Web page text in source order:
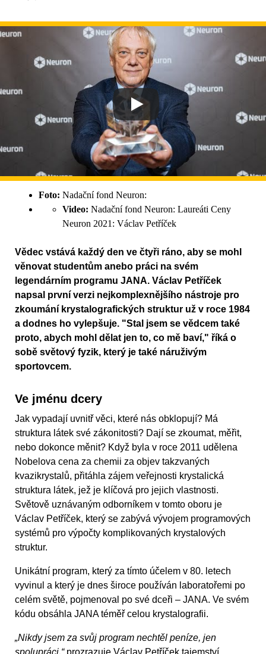
Foto: Nadační fond Neuron:
Video: Nadační fond Neuron: Laureáti Ceny
Neuron 2021: Václav Petříček
Vědec vstává každý den ve čtyři ráno, aby se mohl
věnovat studentům anebo práci na svém
legendárním programu JANA. Václav Petříček
napsal první verzi nejkomplexnějšího nástroje pro
zkoumání krystalografických struktur už v roce 1984
a dodnes ho vylepšuje. "Stal jsem se vědcem také
proto, abych mohl dělat jen to, co mě baví," říká o
sobě světový fyzik, který je také náruživým
sportovcem.
Ve jménu dcery
Jak vypadají uvnitř věci, které nás obklopují? Má
struktura látek své zákonitosti? Dají se zkoumat, měřit,
nebo dokonce měnit? Když byla v roce 2011 udělena
Nobelova cena za chemii za objev takzvaných
kvazikrystalů, přitáhla zájem veřejnosti krystalická
struktura látek, jež je klíčová pro jejich vlastnosti.
Světově uznávaným odborníkem v tomto oboru je
Václav Petříček, který se zabývá vývojem programových
systémů pro výpočty komplikovaných krystalových
struktur.
Unikátní program, který za tímto účelem v 80. letech
vyvinul a který je dnes široce používán laboratořemi po
celém světě, pojmenoval po své dceři – JANA. Ve svém
kódu obsáhla JANA téměř celou krystalografii.
„Nikdy jsem za svůj program nechtěl peníze, jen